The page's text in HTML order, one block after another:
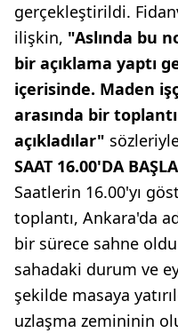
gerçekleştirildi.
ilişkin, "Aslında bu
bir açıklama yaptı
içerisinde. Maden
arasında bir
açıkladılar"
SAAT 16.00'DA
Saatlerin 16.00'yı
toplantı, Ankara'da
bir sürece sahne
sahadaki durum ve
şekilde masaya
uzlaşma zemininin